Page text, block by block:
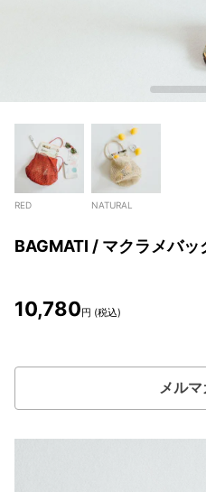
RED NATURAL
BAGMATI / マクラメバッ
10,780円 (税込)
メル